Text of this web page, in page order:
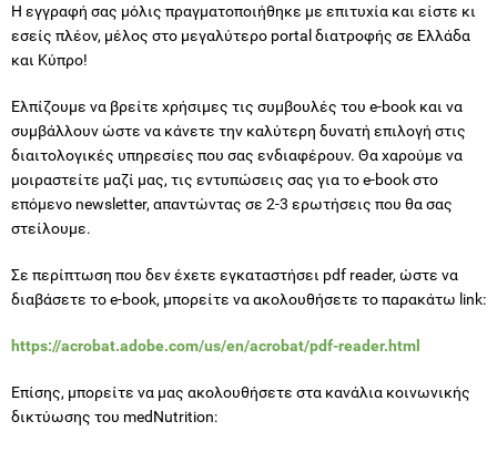
Η εγγραφή σας μόλις πραγματοποιήθηκε με επιτυχία και είστε κι
εσείς πλέον, μέλος στο μεγαλύτερο portal διατροφής σε Ελλάδα
και Κύπρο!
Ελπίζουμε να βρείτε χρήσιμες τις συμβουλές του e-book και να
συμβάλλουν ώστε να κάνετε την καλύτερη δυνατή επιλογή στις
διαιτολογικές υπηρεσίες που σας ενδιαφέρουν. Θα χαρούμε να
μοιραστείτε μαζί μας, τις εντυπώσεις σας για το e-book στο
επόμενο newsletter, απαντώντας σε 2-3 ερωτήσεις που θα σας
στείλουμε.
Σε περίπτωση που δεν έχετε εγκαταστήσει pdf reader, ώστε να
διαβάσετε το e-book, μπορείτε να ακολουθήσετε το παρακάτω link:
https://acrobat.adobe.com/us/en/acrobat/pdf-reader.html
Επίσης, μπορείτε να μας ακολουθήσετε στα κανάλια κοινωνικής
δικτύωσης του medNutrition: